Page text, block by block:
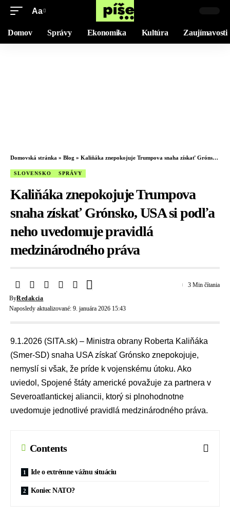
Aa
Domov Správy Ekonomika Kultúra Zaujímavosti
Domovská stránka » Blog » Kaliňáka znepokojuje Trumpova snaha získať Grónsko, USA si podľa neho uvedomuje pravidlá medzinárodného práva
SLOVENSKO SPRÁVY
Kaliňáka znepokojuje Trumpova
snaha získať Grónsko, USA si podľa
neho uvedomuje pravidlá
medzinárodného práva
Naposledy aktualizované: 9. januára 2026 15:43
ByRedakcia
3 Min čítania
9.1.2026 (SITA.sk) – Ministra obrany Roberta Kaliňáka
(Smer-SD) snaha USA získať Grónsko znepokojuje,
nemyslí si však, že príde k vojenskému útoku. Ako
uviedol, Spojené štáty americké považuje za partnera v
Severoatlantickej aliancii, ktorý si plnohodnotne
uvedomuje jednotlivé pravidlá medzinárodného práva.
Contents
Ide o extrémne vážnu situáciu
Koniec NATO?